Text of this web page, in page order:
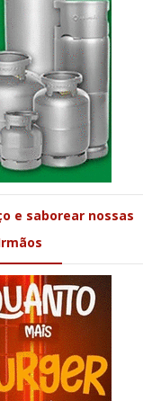
e saborear nossas